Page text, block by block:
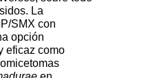
La
SMX con
opción
eficaz como